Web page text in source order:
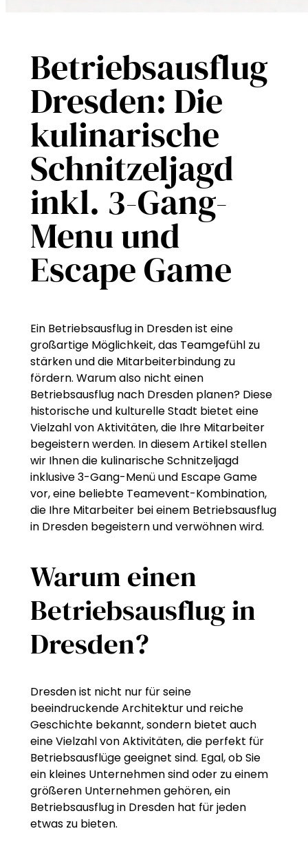
Betriebsausflug
Dresden: Die
kulinarische
Schnitzeljagd
inkl. 3-Gang-
Menu und
Escape Game
Ein Betriebsausflug in Dresden ist eine
großartige Möglichkeit, das Teamgefühl zu
stärken und die Mitarbeiterbindung zu
fördern. Warum also nicht einen
Betriebsausflug nach Dresden planen? Diese
historische und kulturelle Stadt bietet eine
Vielzahl von Aktivitäten, die Ihre Mitarbeiter
begeistern werden. In diesem Artikel stellen
wir Ihnen die kulinarische Schnitzeljagd
inklusive 3-Gang-Menü und Escape Game
vor, eine beliebte Teamevent-Kombination,
die Ihre Mitarbeiter bei einem Betriebsausflug
in Dresden begeistern und verwöhnen wird.
Warum einen
Betriebsausflug in
Dresden?
Dresden ist nicht nur für seine
beeindruckende Architektur und reiche
Geschichte bekannt, sondern bietet auch
eine Vielzahl von Aktivitäten, die perfekt für
Betriebsausflüge geeignet sind. Egal, ob Sie
ein kleines Unternehmen sind oder zu einem
größeren Unternehmen gehören, ein
Betriebsausflug in Dresden hat für jeden
etwas zu bieten.